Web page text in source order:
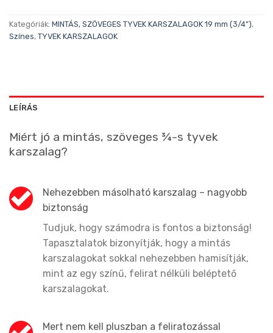
Kategóriák: MINTÁS, SZÖVEGES TYVEK KARSZALAGOK 19 mm (3/4”),
Színes, TYVEK KARSZALAGOK
LEÍRÁS
Miért jó a mintás, szöveges ¾-s tyvek
karszalag?
Nehezebben másolható karszalag – nagyobb
biztonság
Tudjuk, hogy számodra is fontos a biztonság!
Tapasztalatok bizonyítják, hogy a mintás
karszalagokat sokkal nehezebben hamisítják,
mint az egy színű, felirat nélküli beléptető
karszalagokat.
Mert nem kell pluszban a feliratozással